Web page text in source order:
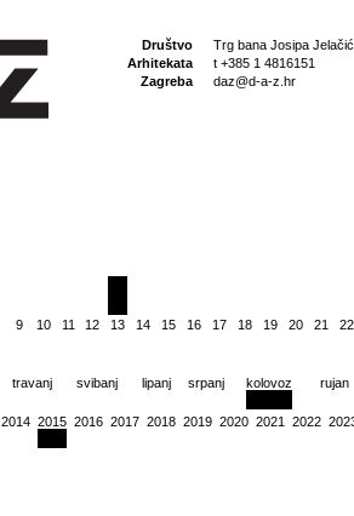
Društvo
Arhitekata
Zagreba
Trg bana Josipa
t +385 1 4816151
daz@d-a-z.hr
9 10 11 12 13 14 15 16 17 18 19 20 21 22
travanj svibanj lipanj srpanj kolovoz rujan
2014 2015 2016 2017 2018 2019 2020 2021 2022